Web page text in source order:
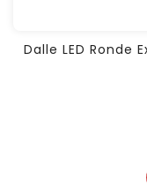
Dalle LED Ronde